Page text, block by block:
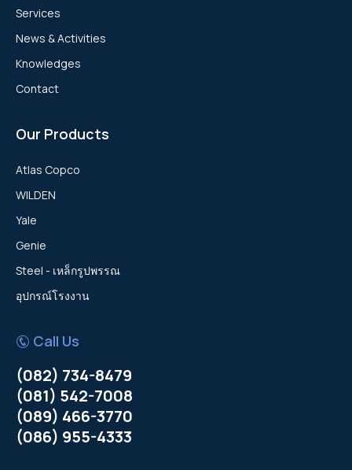
Services
News & Activities
Knowledges
Contact
Our Products
Atlas Copco
WILDEN
Yale
Genie
Steel - เหล็กรูปพรรณ
อุปกรณ์โรงงาน
Call Us
(082) 734-8479
(081) 542-7008
(089) 466-3770
(086) 955-4333